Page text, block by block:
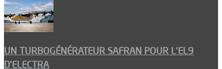
UN TURBOGÉNÉRATEUR SAFRAN POUR L’EL9
D’ELECTRA